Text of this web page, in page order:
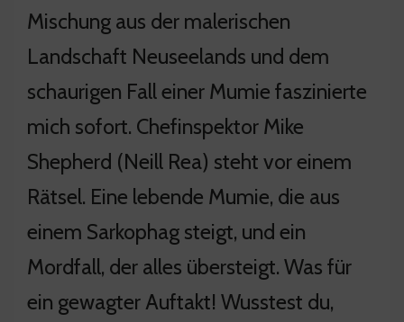
Mischung aus der malerischen
Landschaft Neuseelands und dem
schaurigen Fall einer Mumie faszinierte
mich sofort. Chefinspektor Mike
Shepherd (Neill Rea) steht vor einem
Rätsel. Eine lebende Mumie, die aus
einem Sarkophag steigt, und ein
Mordfall, der alles übersteigt. Was für
ein gewagter Auftakt! Wusstest du,